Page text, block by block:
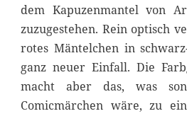
dem Kapuzenmantel von
zuzugestehen. Rein optisch
rotes Mäntelchen in
ganz neuer Einfall. Die
macht aber das, was
Comicmärchen wäre, zu